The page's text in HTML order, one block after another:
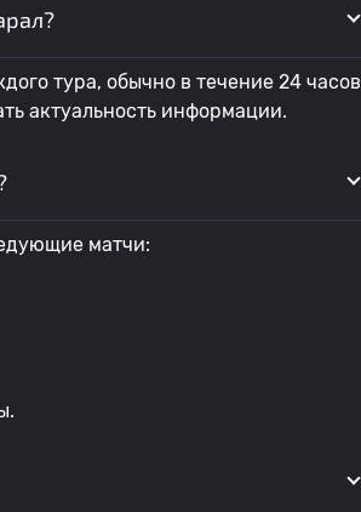
тура, обычно в течение 24 часов
актуальность информации.
матчи: